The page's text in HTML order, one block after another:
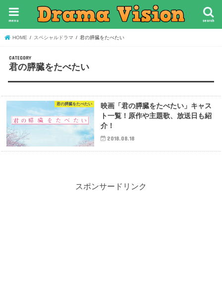
search
menu
HOME スペシャルドラマ 君の膵臓をたべたい
君の膵臓をたべたい
君の膵臓をたべたい
映画「君の膵臓をたべたい」キャス
ト一覧！原作や主題歌、放送日も紹
介！
2018.08.18
スポンサードリンク